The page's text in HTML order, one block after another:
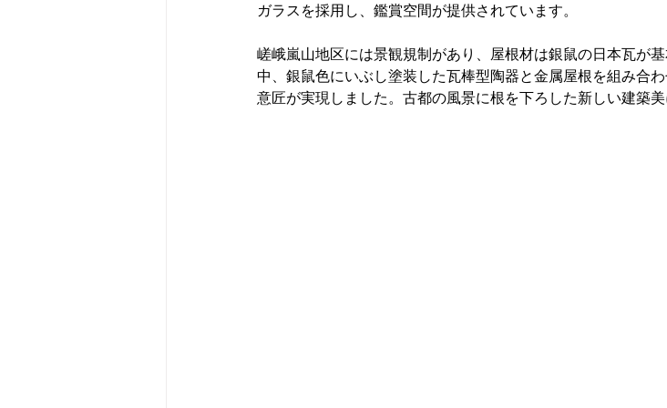
ガラスを採用し、鑑賞空間が提供されています。
嵯峨嵐山地区には景観規制があり、屋根材は銀鼠の日本瓦が
中、銀鼠色にいぶし塗装した瓦棒型陶器と金属屋根を組み合
意匠が実現しました。古都の風景に根を下ろした新しい建築美